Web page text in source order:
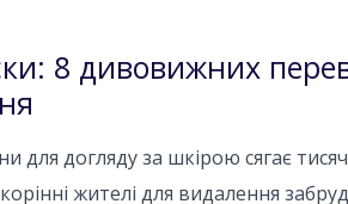
8 дивовижних
для догляду за шкірою сягає
жителі для видалення